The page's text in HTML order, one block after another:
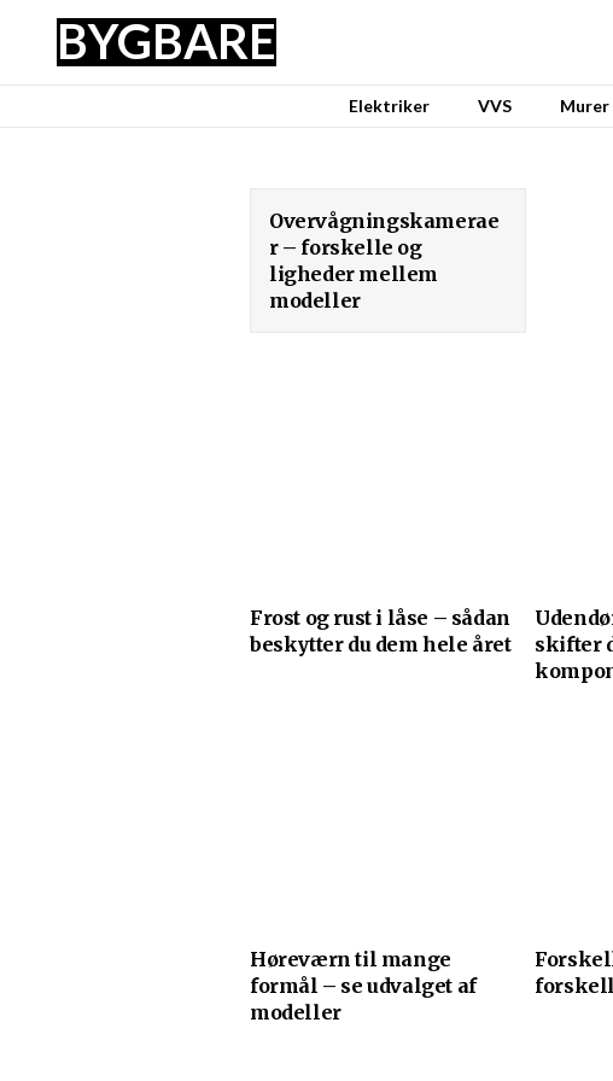
BYGBARE
Elektriker VVS Murer
Overvågningskamerae
r – forskelle og
ligheder mellem
modeller
Frost og rust i låse – sådan
beskytter du dem hele året
skifter
Høreværn til mange
formål – se udvalget af
modeller